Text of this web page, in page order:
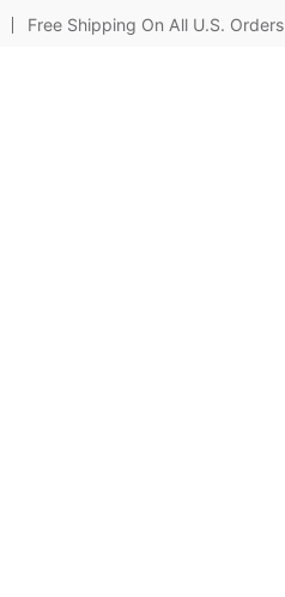
Free Shipping On All U.S. Orders